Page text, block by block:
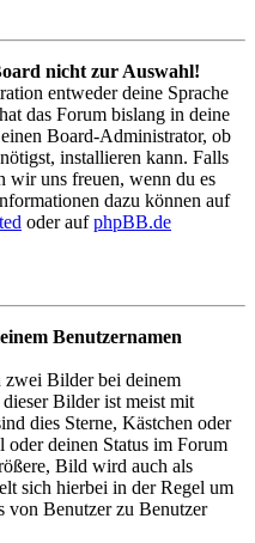
nicht zur Auswahl!
entweder deine Sprache
das Forum bislang in deine
Board-Administrator, ob
installieren kann. Falls
wir uns freuen, wenn du es
dazu können auf
oder aufphpBB.de
Benutzernamen
zwei Bilder bei deinem
Bilder ist meist mit
dies Sterne, Kästchen oder
oder deinen Status im Forum
Bild wird auch als
sich hierbei in der Regel um
von Benutzer zu Benutzer